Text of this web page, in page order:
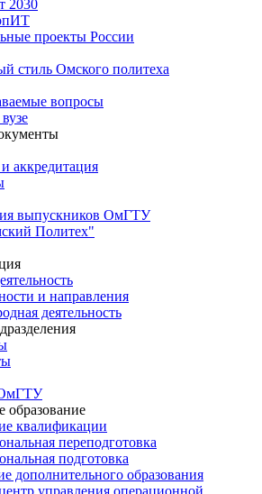
2030
проекты России
стиль Омского политеха
вопросы
аккредитация
выпускников ОмГТУ
Политех"
и направления
деятельность
образование
квалификации
переподготовка
подготовка
дополнительного образования
управления операционной